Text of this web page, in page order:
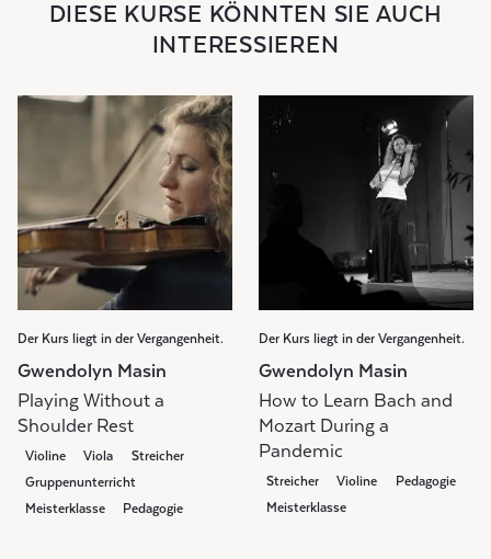
DIESE KURSE KÖNNTEN SIE AUCH
INTERESSIEREN
Der Kurs liegt in der Vergangenheit.
Gwendolyn Masin
Playing Without a
Shoulder Rest
Violine Viola
Streicher
Gruppenunterricht
Meisterklasse
Pedagogie
Der Kurs liegt in der Vergangenheit.
Gwendolyn Masin
How to Learn Bach and
Mozart During a
Pandemic
Streicher Violine
Pedagogie
Meisterklasse